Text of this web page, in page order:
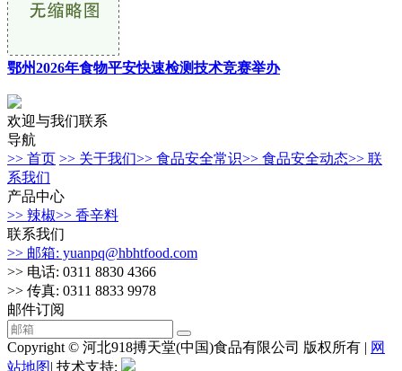
鄂州2026年食物平安快速检测技术竞赛举办
欢迎与我们联系
导航
>> 首页 >> 关于我们>> 食品安全常识>> 食品安全动态>> 联
系我们
产品中心
>> 辣椒>> 香辛料
联系我们
>> 邮箱: yuanpq@hbhtfood.com
>> 电话: 0311 8830 4366
>> 传真: 0311 8833 9978
邮件订阅
Copyright © 河北918搏天堂(中国)食品有限公司 版权所有 | 网
站地图| 技术支持: